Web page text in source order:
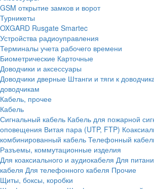
GSM открытие замков и ворот
Турникеты
OXGARD Rusgate Smartec
Устройства радиоуправления
Терминалы учета рабочего времени
Биометрические Карточные
Доводчики и аксессуары
Доводчики дверные Штанги и тяги к
доводчикам
Кабель, прочее
Кабель
Сигнальный кабель Кабель для пожарной
оповещения Витая пара (UTP, FTP)
комбинированный кабель Телефонный
Разъемы, коммутационные изделия
Для коаксиального и аудиокабеля Для
кабеля Для телефонного кабеля Прочие
Щиты, боксы, коробки